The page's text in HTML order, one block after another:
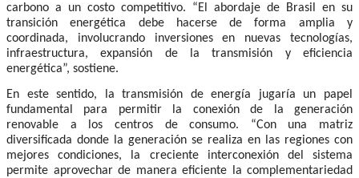
carbono a un costo competitivo. “El abordaje de Brasil en su
transición energética debe hacerse de forma amplia y
coordinada, involucrando inversiones en nuevas tecnologías,
infraestructura, expansión de la transmisión y eficiencia
energética”, sostiene.
En este sentido, la transmisión de energía jugaría un papel
fundamental para permitir la conexión de la generación
renovable a los centros de consumo. “Con una matriz
diversificada donde la generación se realiza en las regiones con
mejores condiciones, la creciente interconexión del sistema
permite aprovechar de manera eficiente la complementariedad